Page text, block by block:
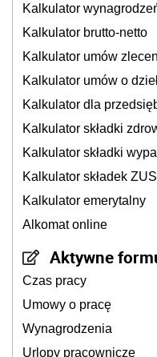
Kalkulator
Kalkulator brutto-netto
Kalkulator umów
Kalkulator umów o
Kalkulator dla
Kalkulator składki
Kalkulator składki
Kalkulator składek ZUS
Kalkulator emerytalny
Alkomat online
Aktywne
Czas pracy
Umowy o pracę
Wynagrodzenia
Urlopy pracownicze